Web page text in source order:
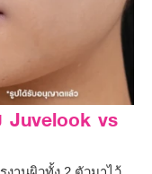
Juvelook vs